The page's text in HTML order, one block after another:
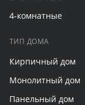
4-комнатные
ТИП ДОМА
Кирпичный дом
Монолитный дом
Панельный дом